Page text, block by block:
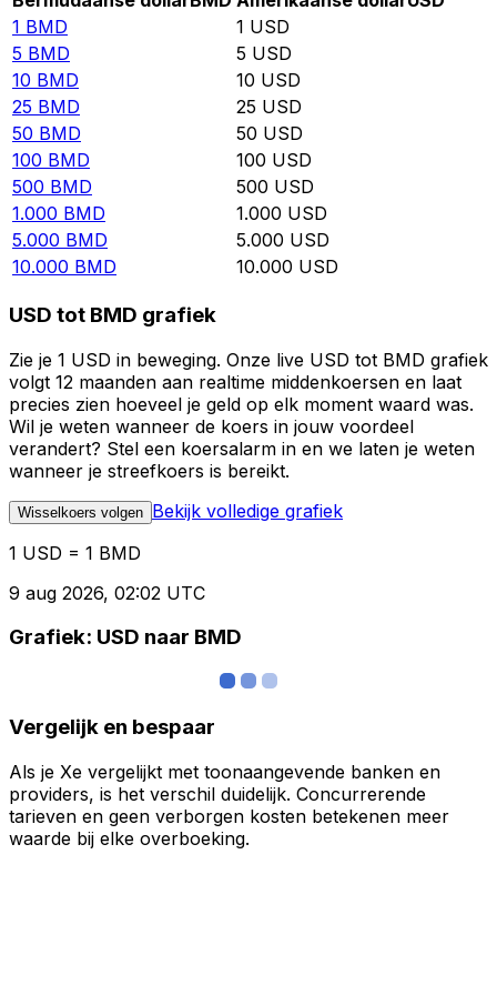
1 BMD 1 USD
5 BMD 5 USD
10 BMD 10 USD
25 BMD 25 USD
50 BMD 50 USD
100 BMD 100 USD
500 BMD 500 USD
1.000 BMD 1.000 USD
5.000 BMD 5.000 USD
10.000 BMD 10.000 USD
USD tot BMD grafiek
Zie je 1 USD in beweging. Onze live USD tot BMD grafiek
volgt 12 maanden aan realtime middenkoersen en laat
precies zien hoeveel je geld op elk moment waard was.
Wil je weten wanneer de koers in jouw voordeel
verandert? Stel een koersalarm in en we laten je weten
wanneer je streefkoers is bereikt.
Wisselkoers volgen Bekijk volledige grafiek
1 USD = 1 BMD
9 aug 2026, 02:02 UTC
Grafiek: USD naar BMD
Vergelijk en bespaar
Als je Xe vergelijkt met toonaangevende banken en
providers, is het verschil duidelijk. Concurrerende
tarieven en geen verborgen kosten betekenen meer
waarde bij elke overboeking.